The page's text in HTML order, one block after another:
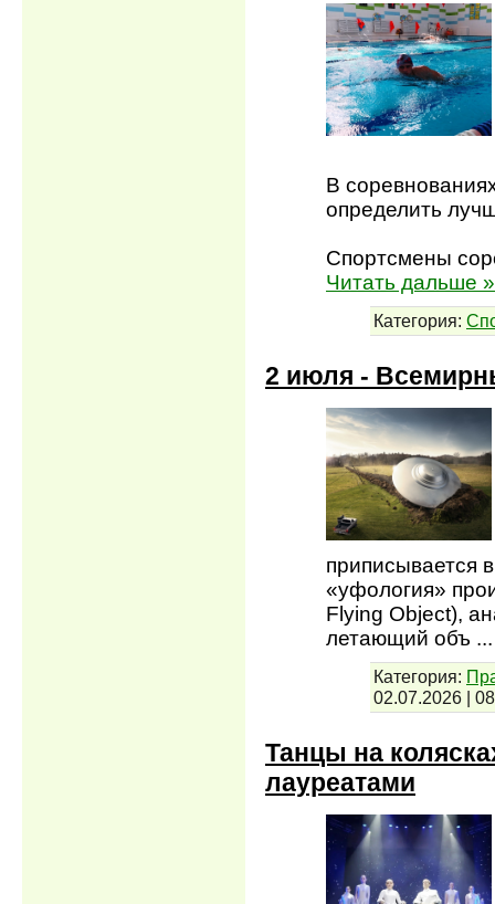
В
определить
Спортсмены
Читать дальше »
Категория:
2 июля -
приписывается
«уфология»
Flying Object),
летающий объ
Категория:
02.07.2026 |
Танцы на
лауреатами